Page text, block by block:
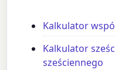
Kalkulator
Kalkulator
sześciennego